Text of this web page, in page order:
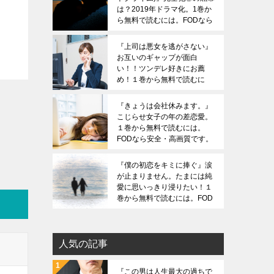
は？2019年ドラマ化。1巻か
ら無料で読むには。FODなら
険です。
『上司は悪女を逃がさない』
お互いのギャップが面白
い！！ツンデレ好きにお薦
め！１巻から無料で読むに
す。ZIPは危険です。
『きょうは会社休みます。』
こじらせ女子の年の差恋愛。
１巻から無料で読むには。
FODなら安全・高画質です。
『僕の初恋をキミに捧ぐ』涙
が止まりません。たまには純
愛に思いっきり浸りたい！１
巻から無料で読むには。FOD
人気の記事
『この男は人生最大の過ちで